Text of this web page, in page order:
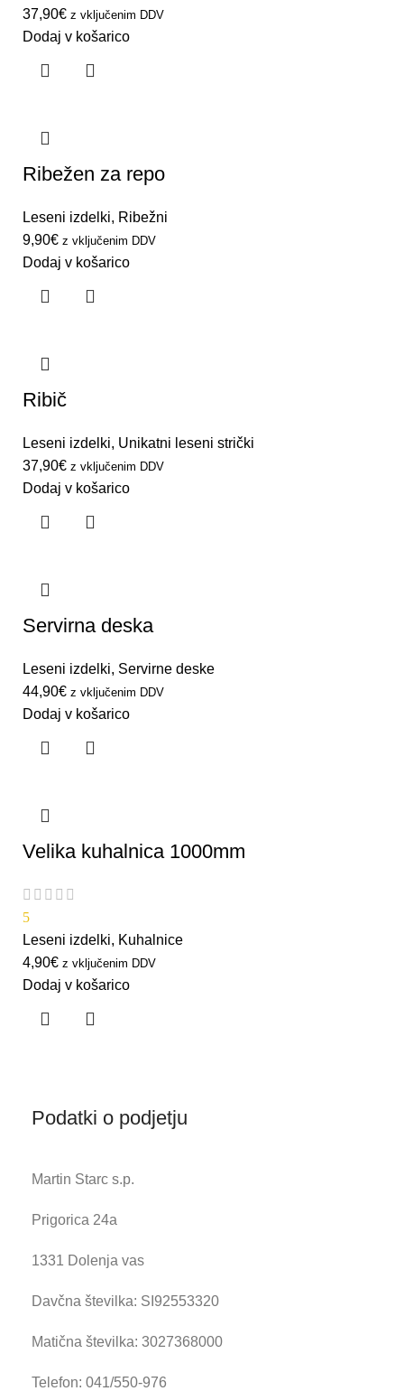
37,90€ z vključenim DDV
Dodaj v košarico
Ribežen za repo
Leseni izdelki, Ribežni
9,90€ z vključenim DDV
Dodaj v košarico
Ribič
Leseni izdelki, Unikatni leseni strički
37,90€ z vključenim DDV
Dodaj v košarico
Servirna deska
Leseni izdelki, Servirne deske
44,90€ z vključenim DDV
Dodaj v košarico
Velika kuhalnica 1000mm
5
Leseni izdelki, Kuhalnice
4,90€ z vključenim DDV
Dodaj v košarico
Podatki o podjetju
Martin Starc s.p.
Prigorica 24a
1331 Dolenja vas
Davčna številka: SI92553320
Matična številka: 3027368000
Telefon: 041/550-976